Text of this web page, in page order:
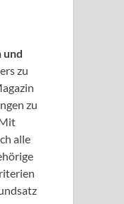
und
zu
zu
alle